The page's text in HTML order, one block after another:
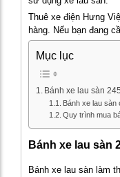
Thuê xe điện Hưng
hàng. Nếu bạn đang
Mục lục
Bánh xe lau sàn
Bánh xe lau sàn
Quy trình mua
Bánh xe lau sàn
Bánh xe lau sàn làm